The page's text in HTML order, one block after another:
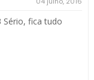
Sério, fica tudo